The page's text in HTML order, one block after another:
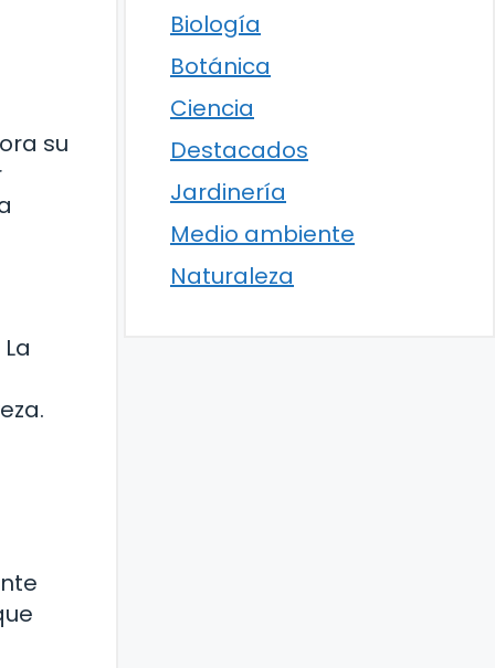
su
Biología
Botánica
Ciencia
Destacados
Jardinería
Medio ambiente
Naturaleza